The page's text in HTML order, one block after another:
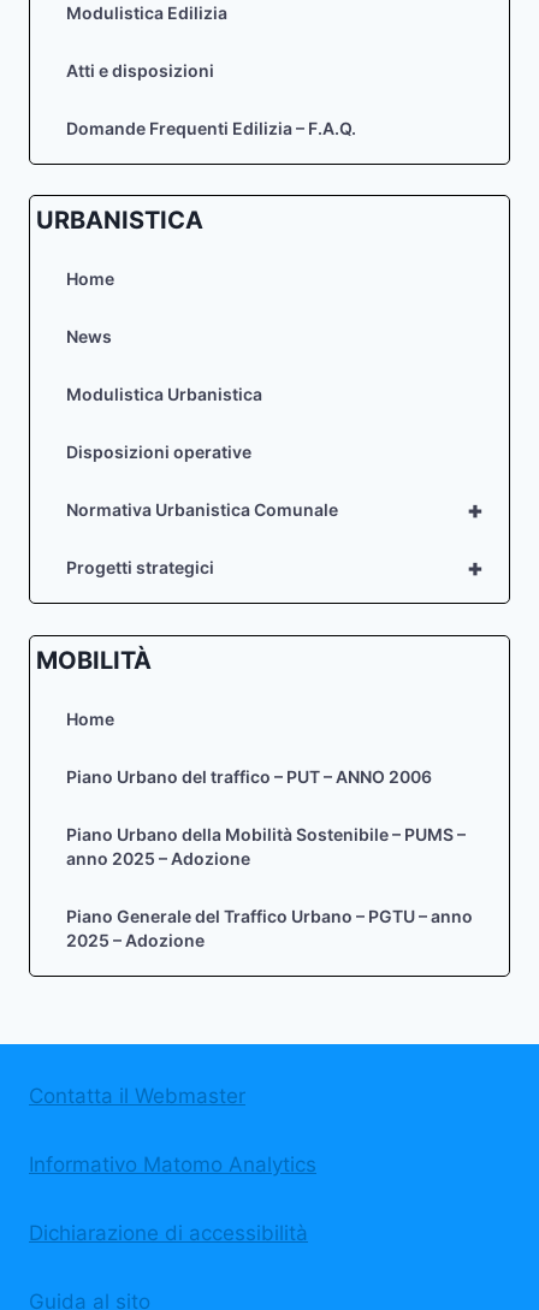
PIANO
ATTUATIVO
INIZIATIVA
LOCALITA’
LE
Modulistica Edilizia
Atti e disposizioni
Domande Frequenti Edilizia – F.A.Q.
URBANISTICA
Home
News
Modulistica Urbanistica
Disposizioni operative
+
Normativa Urbanistica Comunale
+
Progetti strategici
MOBILITÀ
Home
Piano Urbano del traffico – PUT – ANNO 2006
Piano Urbano della Mobilità Sostenibile – PUMS –
anno 2025 – Adozione
Piano Generale del Traffico Urbano – PGTU – anno
2025 – Adozione
Contatta il Webmaster
Informativo Matomo Analytics
Dichiarazione di accessibilità
Guida al sito